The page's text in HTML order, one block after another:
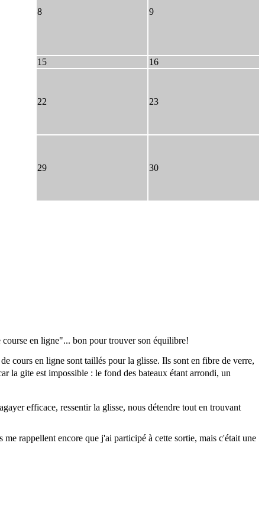
8 9
15 16
22 23
29 30
en ligne"... bon pour trouver son équilibre!
cours en ligne sont taillés pour la glisse. Ils sont en fibre de verre,
la gite est impossible : le fond des bateaux étant arrondi, un
efficace, ressentir la glisse, nous détendre tout en trouvant
rappellent encore que j'ai participé à cette sortie, mais c'était une